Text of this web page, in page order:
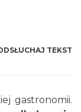
TEKST
gastronomii.